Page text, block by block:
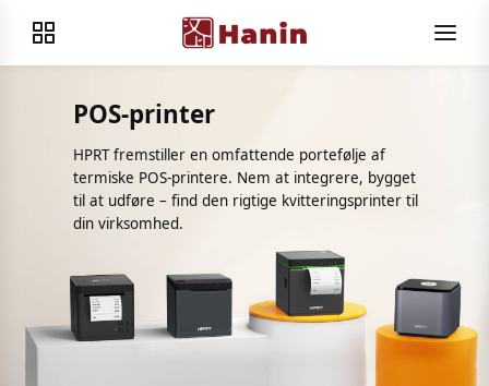
POS-printer
HPRT fremstiller en omfattende portefølje af
termiske POS-printere. Nem at integrere, bygget
til at udføre – find den rigtige kvitteringsprinter til
din virksomhed.